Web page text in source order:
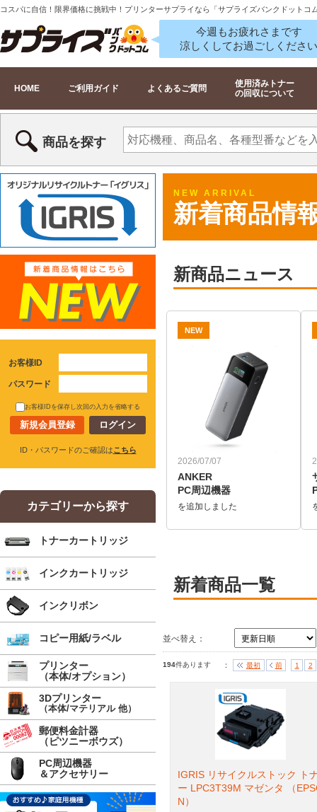
コスパに自信！限界価格に挑戦中！プリンターサプライなら「サプライズバンクドットコ
今週もお疲れさまです
涼しくしてお過ごしください
HOME ご利用ガイド よくあるご質問
使用済みトナー
の回収について
商品を探す
NEW ARRIVAL
新着商品情
新商品ニュース
NEW
2026/07/07
ANKER
PC周辺機器
を追加しました
新着商品一覧
並べ替え：
194件あります ： 最初 前 1 2
IGRIS リサイクルストック ト
ー LPC3T39M マゼンタ （
N）
お客様ID
パスワード
お客様IDを保存し次回の入力を省略する
新規会員登録
ID・パスワードのご確認はこちら
カテゴリーから探す
トナーカートリッジ
インクカートリッジ
インクリボン
コピー用紙/ラベル
プリンター
（本体/オプション）
3Dプリンター
（本体/マテリアル 他）
郵便料金計器
（ピツニーボウズ）
PC周辺機器
＆アクセサリー